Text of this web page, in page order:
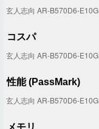
コスパ
性能 (PassMark)
メモリ